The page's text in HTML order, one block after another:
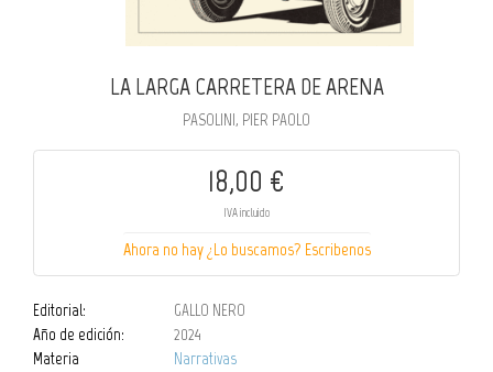
LA LARGA CARRETERA DE ARENA
PASOLINI, PIER PAOLO
18,00 €
IVA incluido
Ahora no hay ¿Lo buscamos? Escribenos
Editorial:
GALLO NERO
Año de edición:
2024
Materia
Narrativas